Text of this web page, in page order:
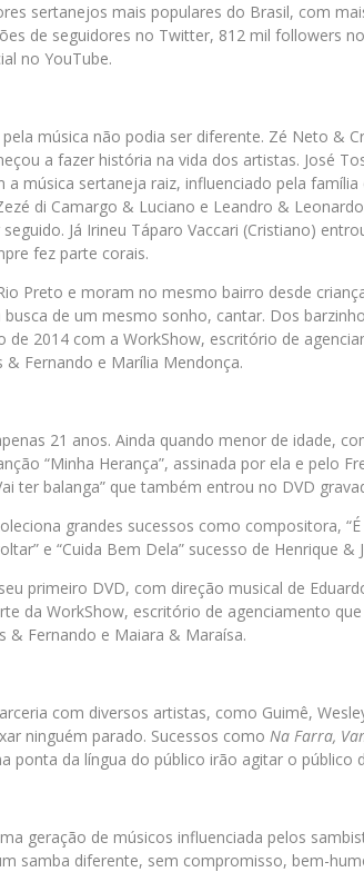
sertanejos mais populares do Brasil, com
de seguidores no Twitter, 812 mil followers
no YouTube.
música não podia ser diferente. Zé Neto &
a fazer história na vida dos artistas. José
música sertaneja raiz, influenciado pela
di Camargo & Luciano e Leandro &
Já Irineu Táparo Vaccari (Cristiano)
fez parte corais.
Preto e moram no mesmo bairro desde
de um mesmo sonho, cantar. Dos
de 2014 com a WorkShow, escritório de
& Fernando e Marília Mendonça.
21 anos. Ainda quando menor de idade,
“Minha Herança”, assinada por ela e pelo
ter balanga” que também entrou no DVD
grandes sucessos como compositora, “É
e “Cuida Bem Dela” sucesso de Henrique &
primeiro DVD, com direção musical de
da WorkShow, escritório de agenciamento
& Fernando e Maiara & Maraísa.
com diversos artistas, como Guimê,
ninguém parado. Sucessos como Na Farra,
ponta da língua do público irão agitar o público
geração de músicos influenciada pelos
samba diferente, sem compromisso, bem-